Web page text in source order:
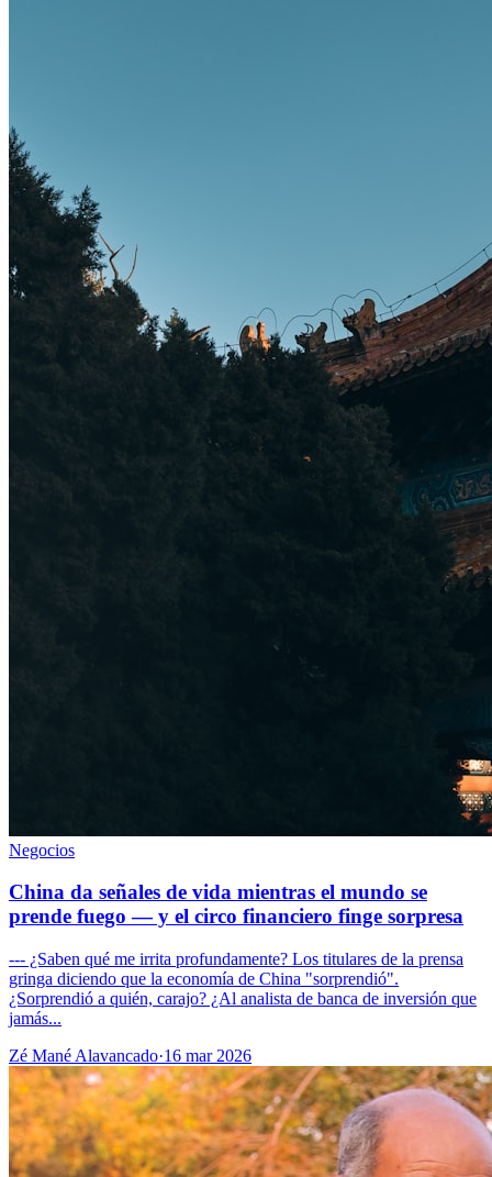
Negocios
China da señales de vida mientras el mundo se
prende fuego — y el circo financiero finge sorpresa
--- ¿Saben qué me irrita profundamente? Los titulares de la prensa
gringa diciendo que la economía de China "sorprendió".
¿Sorprendió a quién, carajo? ¿Al analista de banca de inversión que
jamás...
Zé Mané Alavancado·16 mar 2026